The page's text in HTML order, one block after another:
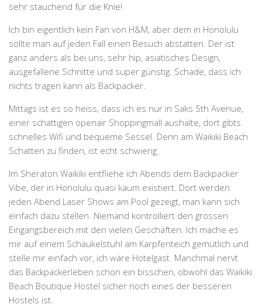
sehr stauchend für die Knie!
Ich bin eigentlich kein Fan von H&M, aber dem in Honolulu
sollte man auf jeden Fall einen Besuch abstatten. Der ist
ganz anders als bei uns, sehr hip, asiatisches Design,
ausgefallene Schnitte und super günstig. Schade, dass ich
nichts tragen kann als Backpacker.
Mittags ist es so heiss, dass ich es nur in Saks 5th Avenue,
einer schattigen openair Shoppingmall aushalte, dort gibts
schnelles Wifi und bequeme Sessel. Denn am Waikiki Beach
Schatten zu finden, ist echt schwierig.
Im Sheraton Waikiki entfliehe ich Abends dem Backpacker
Vibe, der in Honolulu quasi kaum existiert. Dort werden
jeden Abend Laser Shows am Pool gezeigt, man kann sich
einfach dazu stellen. Niemand kontrolliert den grossen
Eingangsbereich mit den vielen Geschäften. Ich mache es
mir auf einem Schaukelstuhl am Karpfenteich gemütlich und
stelle mir einfach vor, ich wäre Hotelgast. Manchmal nervt
das Backpackerleben schon ein bisschen, obwohl das Waikiki
Beach Boutique Hostel sicher noch eines der besseren
Hostels ist.